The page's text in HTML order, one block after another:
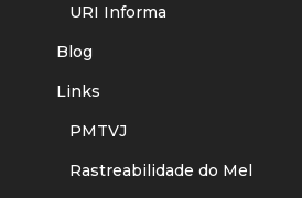
URI Informa
Blog
Links
PMTVJ
Rastreabilidade do Mel